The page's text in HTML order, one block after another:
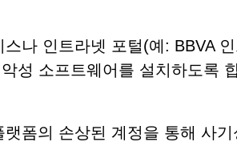
나 인트라넷 포털(예: BBVA
성 소프트웨어를 설치하도록
폼의 손상된 계정을 통해 사기